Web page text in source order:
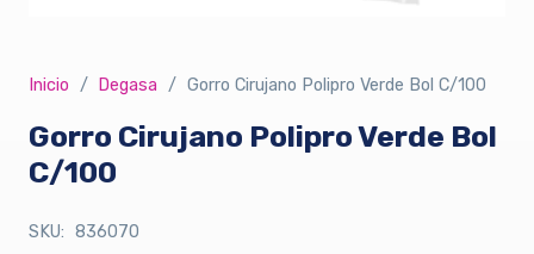
Inicio / Degasa / Gorro Cirujano Polipro Verde Bol C/100
Gorro Cirujano Polipro Verde Bol
C/100
SKU: 836070